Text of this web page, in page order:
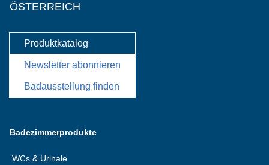
ÖSTERREICH
Produktkatalog
Newsletter abonnieren
Badausstellung finden
Badezimmerprodukte
WCs & Urinale